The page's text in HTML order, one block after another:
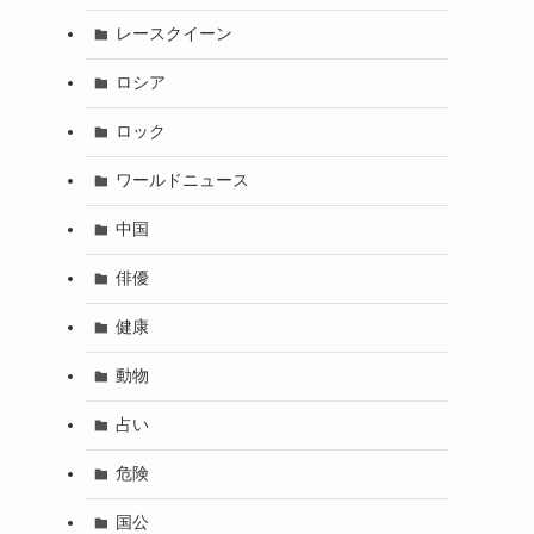
レースクイーン
ロシア
ロック
ワールドニュース
中国
俳優
健康
動物
占い
危険
国公